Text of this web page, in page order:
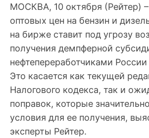
МОСКВА, 10 октября (Рейтер)
оптовых цен на бензин и
на бирже ставит под угрозу
получения демпферной
нефтепереработчиками
Это касается как текущей
Налогового кодекса, так и
поправок, которые
условия для ее получения,
эксперты Рейтер.